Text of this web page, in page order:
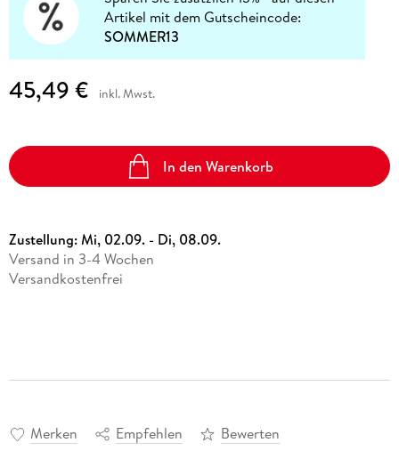
Artikel mit dem Gutscheincode:
SOMMER13
45,49 € inkl. Mwst.
In den Warenkorb
Zustellung:Mi, 02.09. - Di, 08.09.
Versand in 3-4 Wochen
Versandkostenfrei
Merken Empfehlen Bewerten